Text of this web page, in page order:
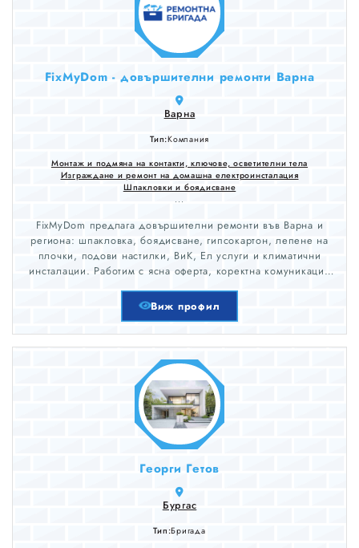
FixMyDom - довършителни ремонти Варна
Варна
Тип:Компания
Монтаж и подмяна на контакти, ключове, осветителни тела
Изграждане и ремонт на домашна електроинсталация
Шпакловки и боядисване
...
FixMyDom предлага довършителни ремонти във Варна и
региона: шпакловка, боядисване, гипсокартон, лепене на
плочки, подови настилки, ВиК, Ел услуги и климатични
инсталации. Работим с ясна оферта, коректна комуникация
Добрич, Шумен, Търговище, Разград, Силистра, Русе,
Бургас, Сливен, Ямбол и Стара Загора.
Виж профил
Георги Гетов
Бургас
Тип:Бригада